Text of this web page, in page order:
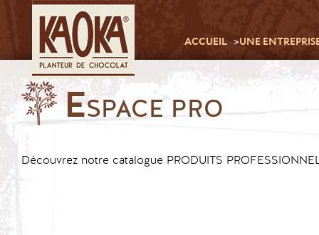
ACCUEIL UNE
ESPACE PRO
Découvrez notre catalogue PRODUITS